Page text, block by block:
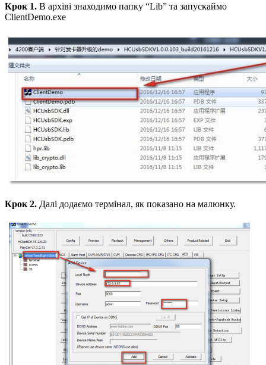
Крок 1. В архіві знаходимо папку “Lib” та запускаймо
ClientDemo.exe
Крок 2. Далі додаємо термінал, як показано на малюнку.